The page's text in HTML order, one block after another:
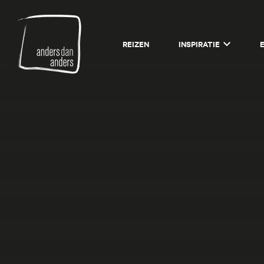
Anders
dan
Anders
REIZEN INSPIRATIE